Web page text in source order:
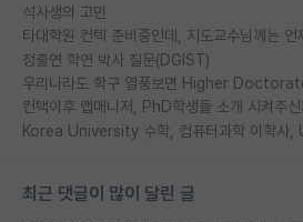
석사생의 고민
정출연 학연 박사 질문(DGIST)
최근 댓글이 많이 달린 글